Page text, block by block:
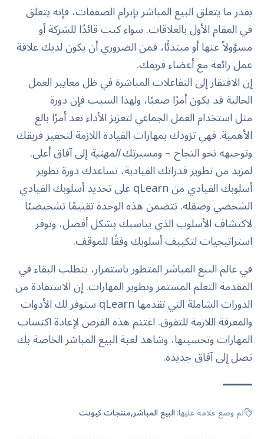
بقدر ما يتعلق البيع المباشر بإبرام الصفقات، فإنه يتعلق
في المقام الأول بالعلاقات. سواء كنت قائدًا للشركة أو
مسؤولاً عنها أو مبتدئًا، فمن الضروري أن يكون لديك علاقة
عمل رائعة مع أعضاء فريقك.
إن الافتقار إلى التفاعلات المباشرة في ظل معايير العمل
الحالية قد يكون أمرًا صعبًا، ولهذا السبب فإن دورة
مثل استخدام العمل الجماعي لتعزيز الأداء تعد أمرًا بالغ
الأهمية. فهي تزودك بمهارات القيادة اللازمة لتحفيز فريقك
وتوجيهه نحو النجاح – ومسيرتكالمهنيةإلى آفاق أعلى.
لمزيد من تطوير قدراتك القيادية، تساعدك دورة تطوير
أسلوبك القيادي من qLearn على تحديد أسلوبك القيادي
الشخصي وصقله. تتضمن هذه الوحدة تقييمًا تشخيصيًا
لاكتشاف الأسلوب الذي يناسبك بشكل أفضل، وتوفر
استراتيجيات لتكييف أسلوبك وفقًا للموقف.
في عالم البيع المباشر المتطور باستمرار، يتطلب البقاء في
المقدمة التعلم المستمر وتطوير المهارات. إن الاستفادة من
الدورات الشاملة التي تقدمها qLearn ستوفر لك الأدوات
والمعرفة اللازمة للتفوق. اغتنم هذه الفرص لإعادة اكتساب
المهارات وتحسينها، وشاهد لعبة البيع المباشر الخاصة بك
تصل إلى آفاق جديدة.
تم وضع علامة عليها:البيع المباشرمنتجات كيونت